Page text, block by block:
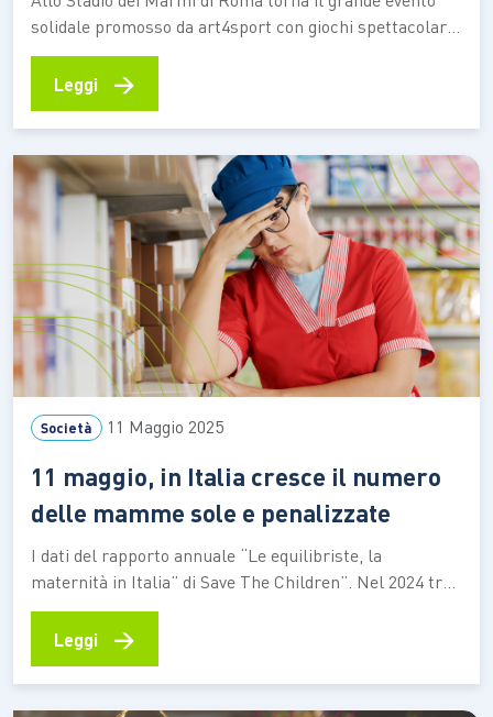
solidale promosso da art4sport con giochi spettacolari,
celebrità in campo e un messaggio potente: abbattere
le barriere, insieme. Tra emozioni, sport e sorrisi,
mondi solo in apparenza distanti Una missione
spaziale…
Leggi →
Società 11 Maggio 2025
11 maggio, in Italia cresce il numero
delle mamme sole e penalizzate
I dati del rapporto annuale “Le equilibriste, la
maternità in Italia” di Save The Children”. Nel 2024 tra
genitori con almeno un figlio minore gli uomini che
lavorano sono il 29% in più delle donne. E tra le single di
Leggi →